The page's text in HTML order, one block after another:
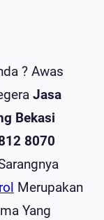
? Awas
Jasa
Bekasi
8070
Merupakan
Yang